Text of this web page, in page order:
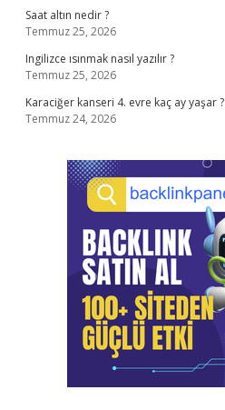
Saat altın nedir ?
Temmuz 25, 2026
Ingilizce ısınmak nasıl yazılır ?
Temmuz 25, 2026
Karaciğer kanseri 4. evre kaç ay yaşar ?
Temmuz 24, 2026